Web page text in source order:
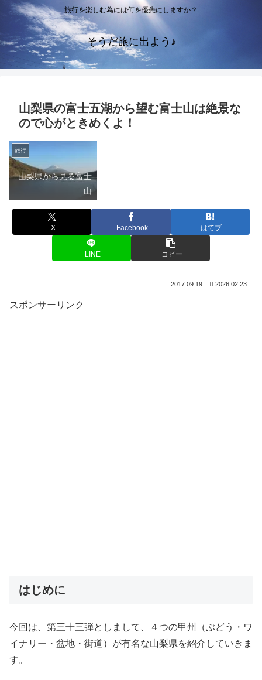
旅行を楽しむ為には何を優先にしますか？
そうだ旅に出よう♪
山梨県の富士五湖から望む富士山は絶景な
ので心がときめくよ！
旅行
山梨県から見る富士
山
X Facebook はてブ
LINE コピー
2017.09.19 2026.02.23
スポンサーリンク
はじめに
今回は、第三十三弾としまして、４つの甲州（ぶどう・ワ
イナリー・盆地・街道）が有名な山梨県を紹介していきま
す。